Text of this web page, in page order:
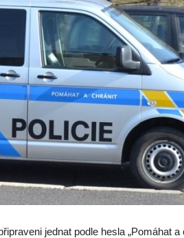
jednat podle hesla „Pomáhat a